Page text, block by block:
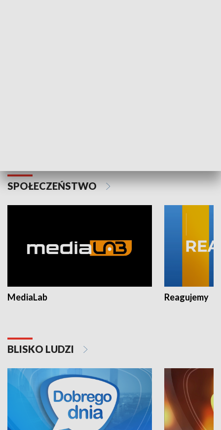
SPOŁECZEŃSTWO
MediaLab Reagujemy
BLISKO LUDZI